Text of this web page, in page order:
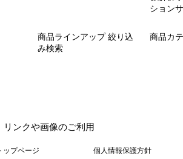
ション
商品ラインアップ 絞り込
み検索
商品カ
リンクや画像のご利用
ップページ 個人情報保護方針